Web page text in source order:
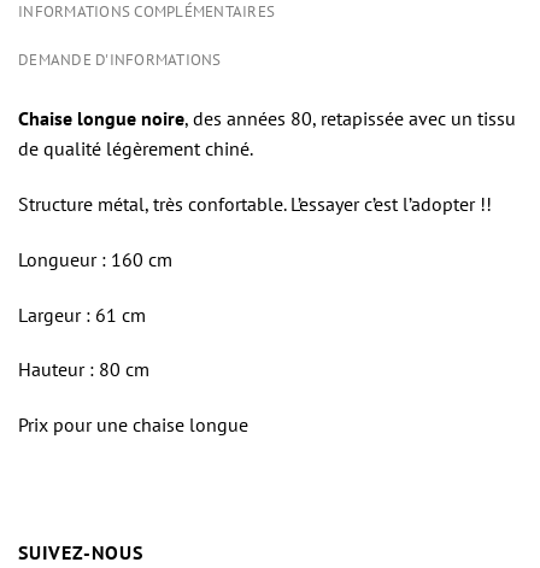
INFORMATIONS COMPLÉMENTAIRES
DEMANDE D'INFORMATIONS
Chaise longue noire, des années 80, retapissée avec un tissu
de qualité légèrement chiné.
Structure métal, très confortable. L’essayer c’est l’adopter !!
Longueur : 160 cm
Largeur : 61 cm
Hauteur : 80 cm
Prix pour une chaise longue
SUIVEZ-NOUS